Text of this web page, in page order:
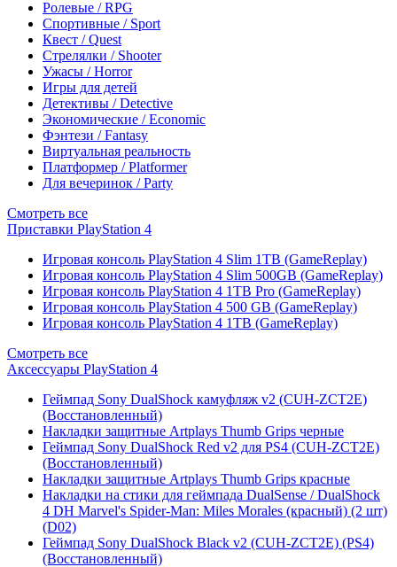
Ролевые / RPG
Спортивные / Sport
Квест / Quest
Стрелялки / Shooter
Ужасы / Horror
Игры для детей
Детективы / Detective
Экономические / Economic
Фэнтези / Fantasy
Виртуальная реальность
Платформер / Platformer
Для вечеринок / Party
Смотреть все
Приставки PlayStation 4
Игровая консоль PlayStation 4 Slim 1TB (GameReplay)
Игровая консоль PlayStation 4 Slim 500GB (GameReplay)
Игровая консоль PlayStation 4 1TB Pro (GameReplay)
Игровая консоль PlayStation 4 500 GB (GameReplay)
Игровая консоль PlayStation 4 1TB (GameReplay)
Смотреть все
Аксессуары PlayStation 4
Геймпад Sony DualShock камуфляж v2 (CUH-ZCT2E)
(Восстановленный)
Накладки защитные Artplays Thumb Grips черные
Геймпад Sony DualShock Red v2 для PS4 (CUH-ZCT2E)
(Восстановленный)
Накладки защитные Artplays Thumb Grips красные
Накладки на стики для геймпада DualSense / DualShock
4 DH Marvel's Spider-Man: Miles Morales (красный) (2 шт)
(D02)
Геймпад Sony DualShock Black v2 (CUH-ZCT2E) (PS4)
(Восстановленный)